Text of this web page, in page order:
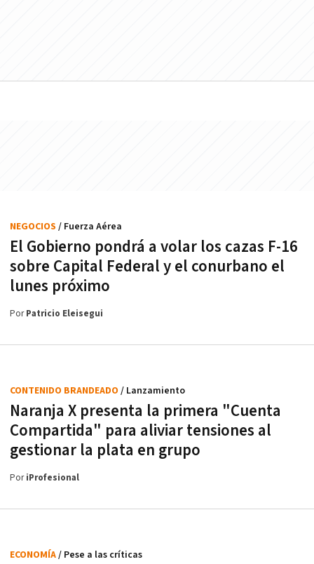
El Gobierno pondrá a volar los cazas F-16
sobre Capital Federal y el conurbano el
lunes próximo
NEGOCIOS / Fuerza Aérea
PorPatricio Eleisegui
Naranja X presenta la primera "Cuenta
Compartida" para aliviar tensiones al
gestionar la plata en grupo
CONTENIDO BRANDEADO / Lanzamiento
PoriProfesional
ECONOMÍA/ Pese a las críticas